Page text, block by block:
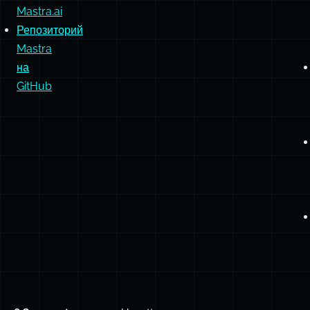
Mastra.ai
Репозиторий
Mastra
на
GitHub